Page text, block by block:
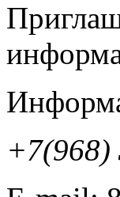
+7(968)